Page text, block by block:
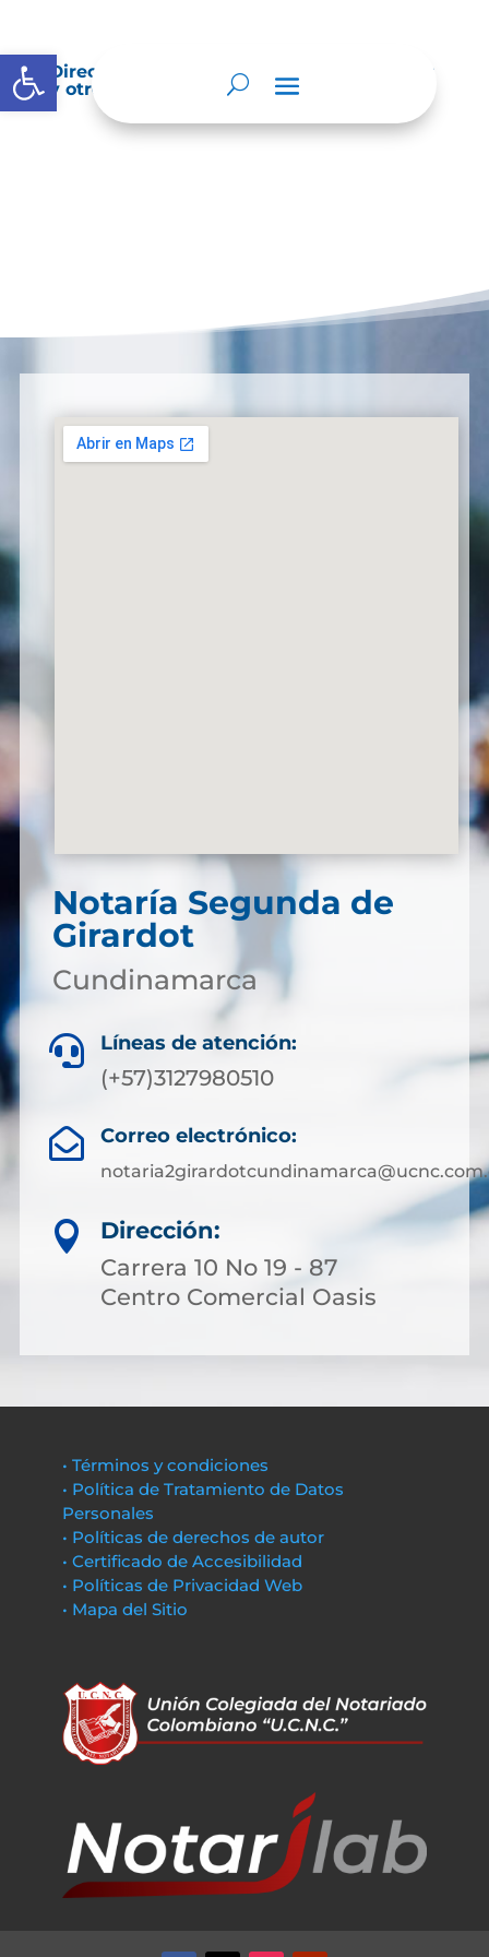
Abrir barra de herramientas
Directorio de agremiaciones, asociaciones
y otros grupos de interés
Notaría Segunda de
Girardot
Cundinamarca
 Líneas de atención:
(+57)3127980510
 Correo electrónico:

Dirección:
Carrera 10 No 19 - 87
Centro Comercial Oasis
• Términos y condiciones
• Política de Tratamiento de Datos
Personales
• Políticas de derechos de autor
• Certificado de Accesibilidad
• Políticas de Privacidad Web
• Mapa del Sitio